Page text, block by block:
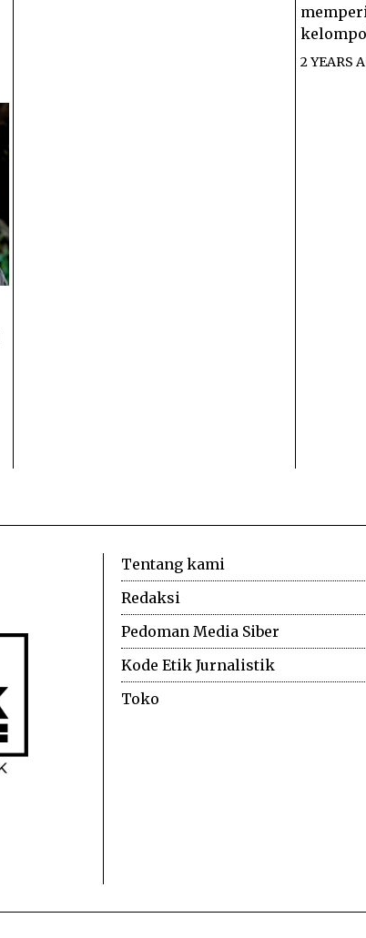
2 YEARS
Tentang kami
Redaksi
Pedoman Media Siber
Kode Etik Jurnalistik
Toko